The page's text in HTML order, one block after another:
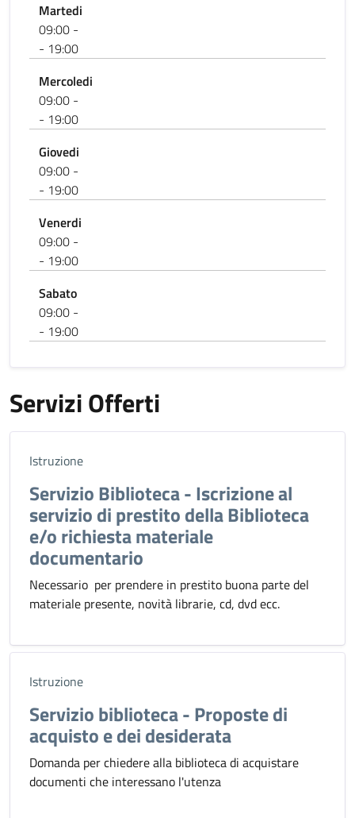
Martedi
09:00 -
- 19:00
Mercoledi
09:00 -
- 19:00
Giovedi
09:00 -
- 19:00
Venerdi
09:00 -
- 19:00
Sabato
09:00 -
- 19:00
Servizi Offerti
Istruzione
Servizio Biblioteca - Iscrizione al
servizio di prestito della Biblioteca
e/o richiesta materiale
documentario
Necessario per prendere in prestito buona parte del
materiale presente, novità librarie, cd, dvd ecc.
Istruzione
Servizio biblioteca - Proposte di
acquisto e dei desiderata
Domanda per chiedere alla biblioteca di acquistare
documenti che interessano l'utenza